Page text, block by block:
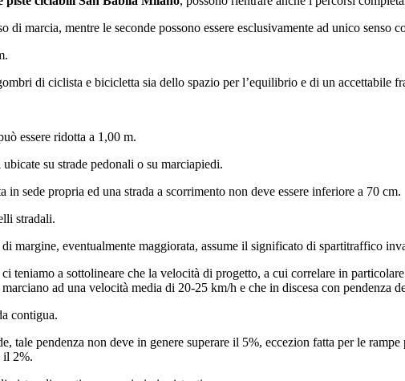
di marcia, mentre le seconde possono essere esclusivamente ad unico
di ciclista e bicicletta sia dello spazio per l’equilibrio e di un accettabile
essere ridotta a 1,00 m.
su strade pedonali o su marciapiedi.
sede propria ed una strada a scorrimento non deve essere inferiore a 70 cm.
stradali.
margine, eventualmente maggiorata, assume il significato di spartitraffico
ci teniamo a sottolineare che la velocità di progetto, a cui correlare in
ad una velocità media di 20-25 km/h e che in discesa con pendenza
contigua.
tale pendenza non deve in genere superare il 5%, eccezion fatta per le
il 2%.